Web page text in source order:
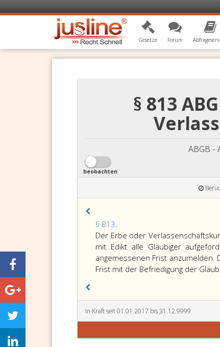
Gesetze Forum
§ 813
ABGB -
beobachten
§ 813.
813,
Der Erbe oder
mit Edikt alle Gläubiger
angemessenen Frist anzumelden.
Frist mit der Befriedigung der
In Kraft seit 01.01.2017 bis 31.12.9999